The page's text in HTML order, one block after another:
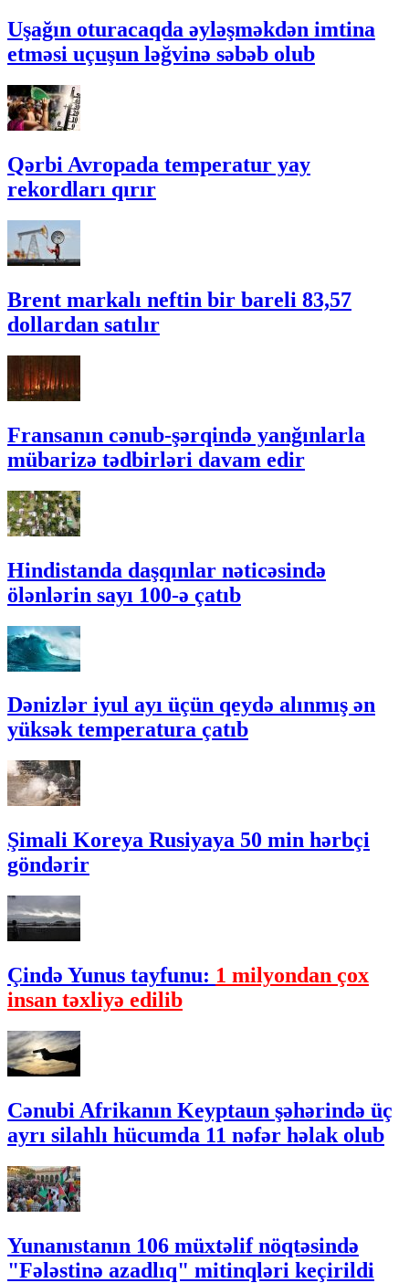
Uşağın oturacaqda əyləşməkdən imtina
etməsi uçuşun ləğvinə səbəb olub
Qərbi Avropada temperatur yay
rekordları qırır
Brent markalı neftin bir bareli 83,57
dollardan satılır
Fransanın cənub-şərqində yanğınlarla
mübarizə tədbirləri davam edir
Hindistanda daşqınlar nəticəsində
ölənlərin sayı 100-ə çatıb
Dənizlər iyul ayı üçün qeydə alınmış ən
yüksək temperatura çatıb
Şimali Koreya Rusiyaya 50 min hərbçi
göndərir
Çində Yunus tayfunu: 1 milyondan çox
insan təxliyə edilib
Cənubi Afrikanın Keyptaun şəhərində üç
ayrı silahlı hücumda 11 nəfər həlak olub
Yunanıstanın 106 müxtəlif nöqtəsində
"Fələstinə azadlıq" mitinqləri keçirildi